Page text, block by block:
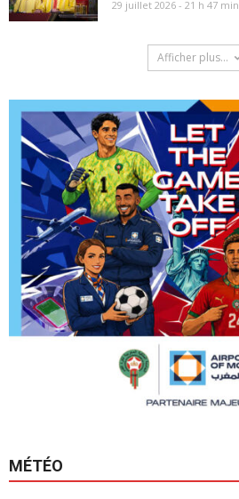
29 juillet 2026 - 21 h 47 min
Afficher plus...
MÉTÉO